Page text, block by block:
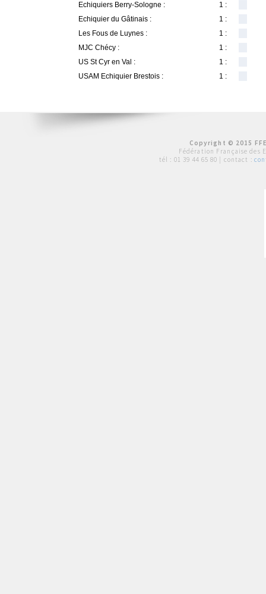
Echiquiers Berry-Sologne :
1 :
Echiquier du Gâtinais :
1 :
Les Fous de Luynes :
1 :
MJC Chécy :
1 :
US St Cyr en Val :
1 :
USAM Echiquier Brestois :
1 :
Copyright © 2015
Fédération Française des
tél : 01 39 44 65 80 | contact :